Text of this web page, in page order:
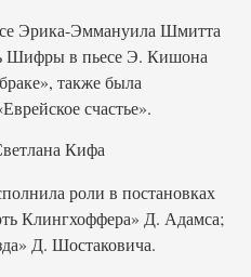
Эрика-Эммануила Шмитта
Шифры в пьесе Э. Кишона
также была
счастье».
роли в постановках
Клингхоффера» Д. Адамса;
Д. Шостаковича.